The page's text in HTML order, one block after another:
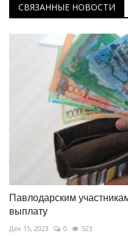
СВЯЗАННЫЕ НОВОСТИ
Павлодарским
выплату
Дек 15, 2023 0 523